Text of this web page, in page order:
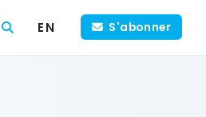
EN S'abonner